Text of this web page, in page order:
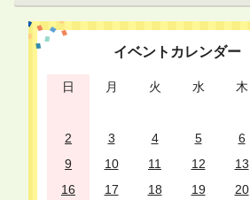
イベントカレンダー
日 月 火 水 木
2
3 4 5 6
9
10 11 12 13
16
17 18 19 20